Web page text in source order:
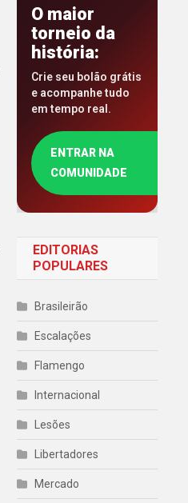
O maior
torneio da
história:
Crie seu bolão grátis
e acompanhe tudo
em tempo real.
ENTRAR NA
COMUNIDADE
EDITORIAS
POPULARES
Brasileirão
Escalações
Flamengo
Internacional
Lesões
Libertadores
Mercado